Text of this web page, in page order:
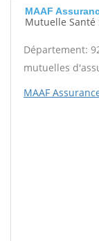
MAAF
Mutuelle Santé
Département:
mutuelles
MAAF